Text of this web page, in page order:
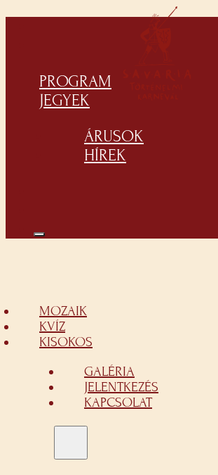
PROGRAM
JEGYEK
ÁRUSOK
HÍREK
MOZAIK
KVÍZ
KISOKOS
GALÉRIA
JELENTKEZÉS
KAPCSOLAT